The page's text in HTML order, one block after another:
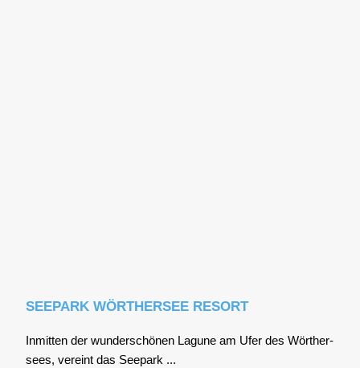
SEEPARK WÖRTHERSEE RESORT
Inmit­ten der wun­der­schö­nen Lagu­ne am Ufer des Wör­ther­
sees, ver­eint das See­park ...